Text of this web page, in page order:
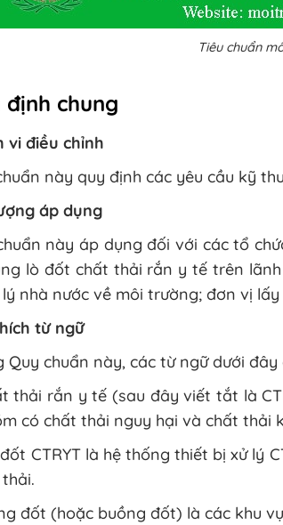
Tiêu chuẩn
định chung
vi điều chỉnh
này quy định các yêu cầu kỹ
áp dụng
này áp dụng đối với các tổ
lò đốt chất thải rắn y tế trên
nhà nước về môi trường; đơn vị
từ ngữ
Quy chuẩn này, các từ ngữ dưới đây
thải rắn y tế (sau đây viết tắt là
có chất thải nguy hại và chất thải
CTRYT là hệ thống thiết bị xử lý
đốt (hoặc buồng đốt) là các khu